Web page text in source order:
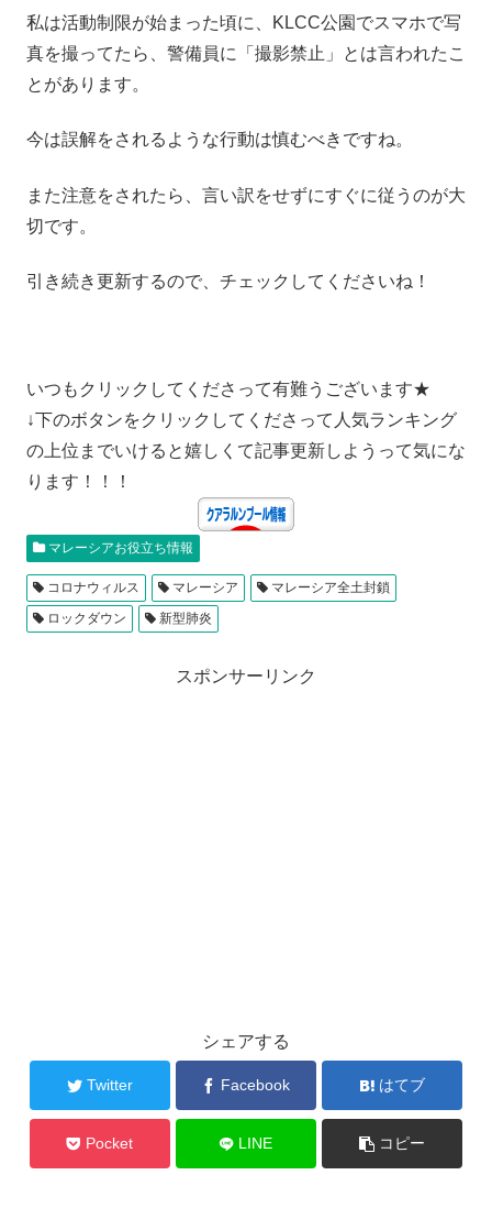
私は活動制限が始まった頃に、KLCC公園でスマホで写
真を撮ってたら、警備員に「撮影禁止」とは言われたこ
とがあります。
今は誤解をされるような行動は慎むべきですね。
また注意をされたら、言い訳をせずにすぐに従うのが大
切です。
引き続き更新するので、チェックしてくださいね！
いつもクリックしてくださって有難うございます★
↓下のボタンをクリックしてくださって人気ランキング
の上位までいけると嬉しくて記事更新しようって気にな
ります！！！
マレーシアお役立ち情報
コロナウィルス マレーシア
マレーシア全土封鎖
ロックダウン
新型肺炎
スポンサーリンク
シェアする
Twitter Facebook はてブ
Pocket LINE コピー